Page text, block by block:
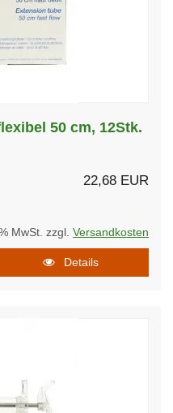
50 cm, 12Stk.
22,68 EUR
MwSt. zzgl. Versandkosten
Details